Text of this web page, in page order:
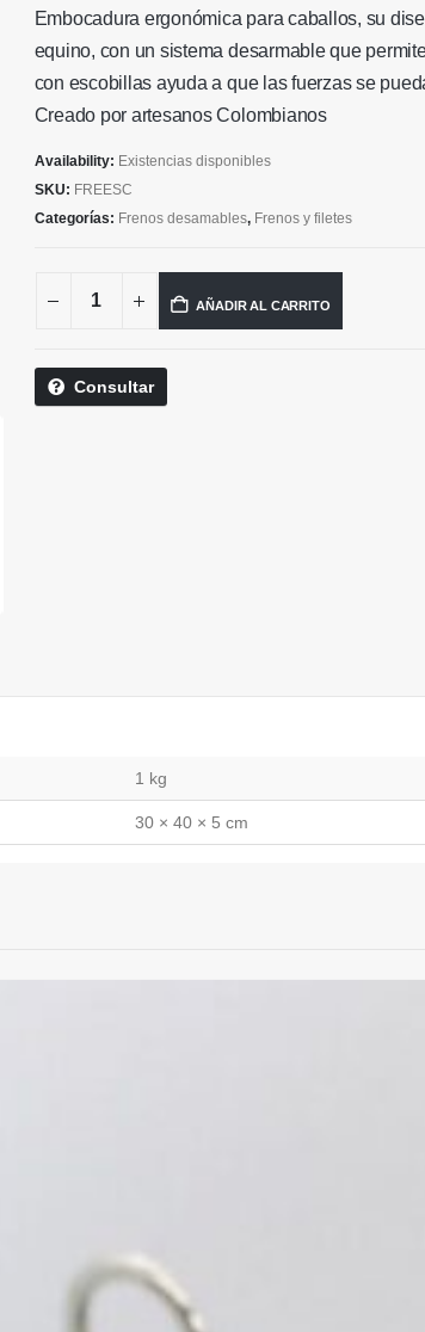
era:
$
Embocadura ergonómica para caballos, su
equino, con un sistema desarmable que
con escobillas ayuda a que las fuerzas se
Creado por artesanos Colombianos
Availability: Existencias disponibles
SKU: FREESC
Categorías: Frenos desamables, Frenos y filetes
AÑADIR AL CARRITO
Consultar
1 kg
30 × 40 × 5 cm